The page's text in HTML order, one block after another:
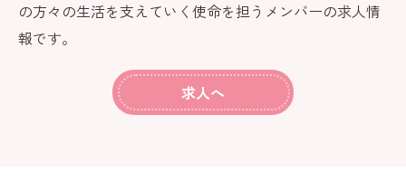
の方々の生活を支えていく使命を担うメンバーの求人情
報です。
求人へ